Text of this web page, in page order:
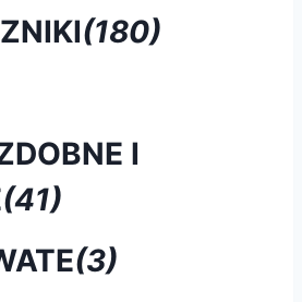
(180)
I
(41)
(3)